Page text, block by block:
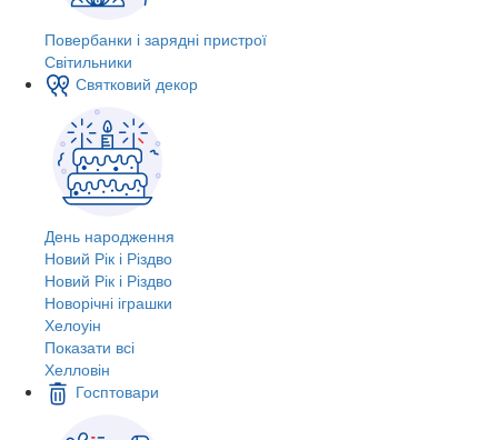
Повербанки і зарядні пристрої
Світильники
Святковий декор
День народження
Новий Рік і Різдво
Новий Рік і Різдво
Новорічні іграшки
Хелоуін
Показати всі
Хелловін
Госптовари